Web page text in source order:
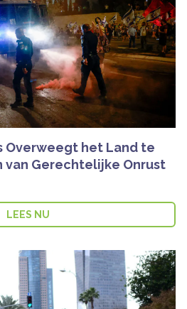
Overweegt het Land te
van Gerechtelijke Onrust
LEES NU